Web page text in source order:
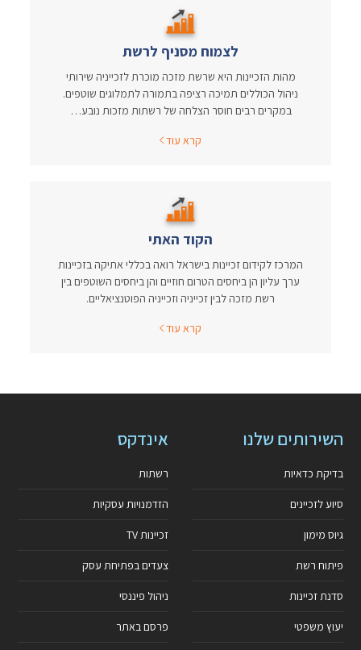
לצמוח מסניף לרשת
מהות הזכיינות היא שרשת מזכה מוכרת לזכייניה שירותי
ניהול הכוללים תמיכה רציפה בתמורה לתמלוגים שוטפים.
במקרים רבים חוסר הצלחה של רשתות מזכות נובע…
קרא עוד
הקוד האתי
המרכז לקידום זכיינות בישראל רואה בכללי אתיקה בזכיינות
ערך עליון הן ביחסים הטרום חוזיים והן ביחסים השוטפים בין
רשת מזכה לבין זכייניה וזכייניה הפוטנציאליים.
קרא עוד
השירותים שלנו
בדיקת כדאיות
סיוע לזכיינים
גיוס מימון
פיתוח רשת
סדנת זכיינות
יעוץ משפטי
אינדקס
רשתות
הזדמנויות עסקיות
זכיינות TV
צעדים בפתיחת עסק
ניהול פיננסי
פרסם באתר